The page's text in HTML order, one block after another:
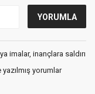
imalar, inançlara saldırı
yorumlar